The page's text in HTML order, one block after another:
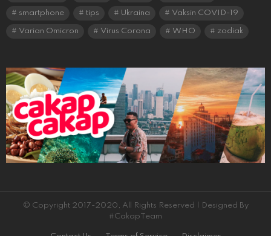
smartphone tips Ukraina Vaksin COVID-19
Varian Omicron Virus Corona WHO zodiak
© Copyright 2017-2020, All Rights Reserved | Designed By
#CakapTeam